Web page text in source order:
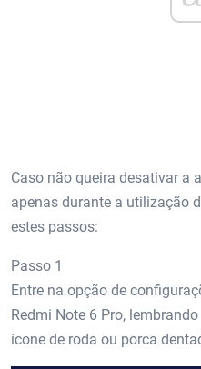
Caso não queira desativar a
apenas durante a utilização
estes passos:
Passo 1
Entre na opção de
Redmi Note 6 Pro,
ícone de roda ou porca